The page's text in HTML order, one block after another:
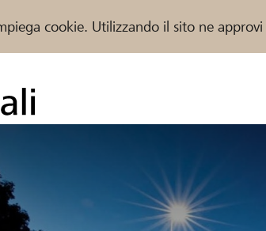
cookie. Utilizzando il sito ne
& supporto